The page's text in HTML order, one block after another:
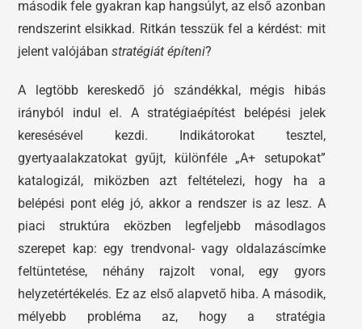
második fele gyakran kap hangsúlyt, az első azonban
rendszerint elsikkad. Ritkán tesszük fel a kérdést: mit
jelent valójábanstratégiát építeni?
A legtöbb kereskedő jó szándékkal, mégis hibás
irányból indul el. A stratégiaépítést belépési jelek
keresésével kezdi. Indikátorokat tesztel,
gyertyaalakzatokat gyűjt, különféle „A+ setupokat”
katalogizál, miközben azt feltételezi, hogy ha a
belépési pont elég jó, akkor a rendszer is az lesz. A
piaci struktúra eközben legfeljebb másodlagos
szerepet kap: egy trendvonal- vagy oldalazáscímke
feltüntetése, néhány rajzolt vonal, egy gyors
helyzetértékelés. Ez az első alapvető hiba. A második,
mélyebb probléma az, hogy a stratégia